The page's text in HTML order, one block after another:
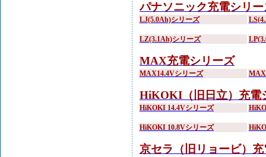
パナソニック充電シリー
LJ(5.0Ah)シリーズ
LZ(3.1Ah)シリーズ
MAX充電シリーズ
MAX14.4Vシリーズ
HiKOKI（旧日立）充電
HiKOKI 14.4Vシリーズ
HiKOKI 10.8Vシリーズ
京セラ（旧リョービ）